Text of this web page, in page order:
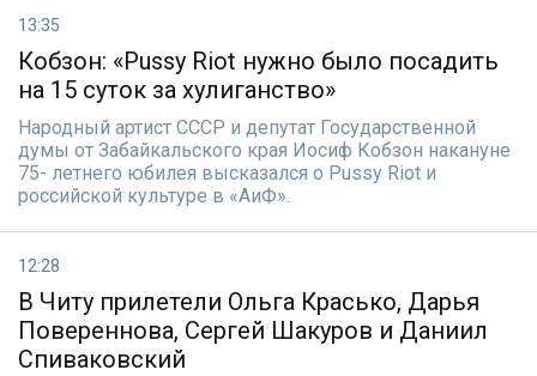
13:35
Кобзон: «Pussy Riot нужно было посадить
на 15 суток за хулиганство»
Народный артист СССР и депутат Государственной
думы от Забайкальского края Иосиф Кобзон накануне
75- летнего юбилея высказался о Pussy Riot и
российской культуре в «АиФ».
12:28
В Читу прилетели Ольга Красько, Дарья
Повереннова, Сергей Шакуров и Даниил
Спиваковский